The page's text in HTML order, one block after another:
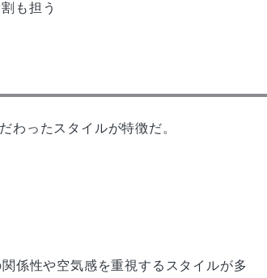
も担う
わったスタイルが特徴だ。
係性や空気感を重視するスタイルが多